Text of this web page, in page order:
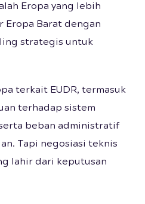
Eropa yang lebih
Eropa Barat dengan
strategis untuk
terkait EUDR, termasuk
terhadap sistem
beban administratif
Tapi negosiasi teknis
lahir dari keputusan